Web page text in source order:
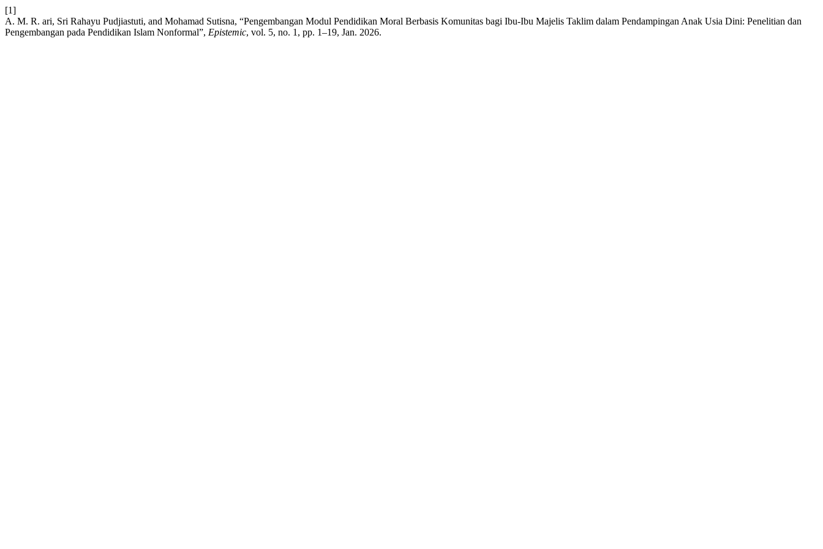
[1]
A. M. R. ari, Sri Rahayu Pudjiastuti, and Mohamad Sutisna, “Pengembangan Modul Pendidikan Moral Berbasis Komunitas bagi Ibu-Ibu Majelis Taklim dalam Pendampingan Anak Usia Dini: Penelitian dan
Pengembangan pada Pendidikan Islam Nonformal”, Epistemic, vol. 5, no. 1, pp. 1–19, Jan. 2026.